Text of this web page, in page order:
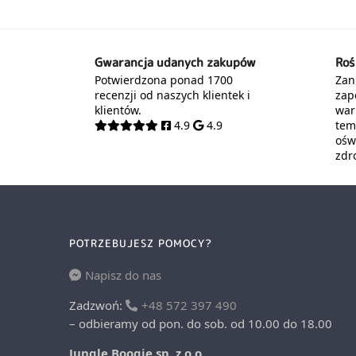
Gwarancja udanych zakupów
Potwierdzona ponad 1700
recenzji od naszych klientek i
klientów.
4.9
4.9
POTRZEBUJESZ POMOCY?
Napisz do nas
Zadzwoń:
+48 572 397 490
– odbieramy od pon. do sob. od 10.00 do 18.00